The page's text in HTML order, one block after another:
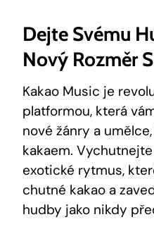
Dejte Svému
Nový Rozměr
Kakao Music je
platformou, která
nové žánry a
kakaem.
exotické⁤ rytmus,
chutné kakao a
hudby jako nikdy